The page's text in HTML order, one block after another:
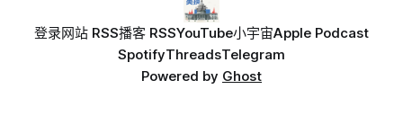
登录网站 RSS播客 RSSYouTube小宇宙Apple Podcast
SpotifyThreadsTelegram
Powered by Ghost